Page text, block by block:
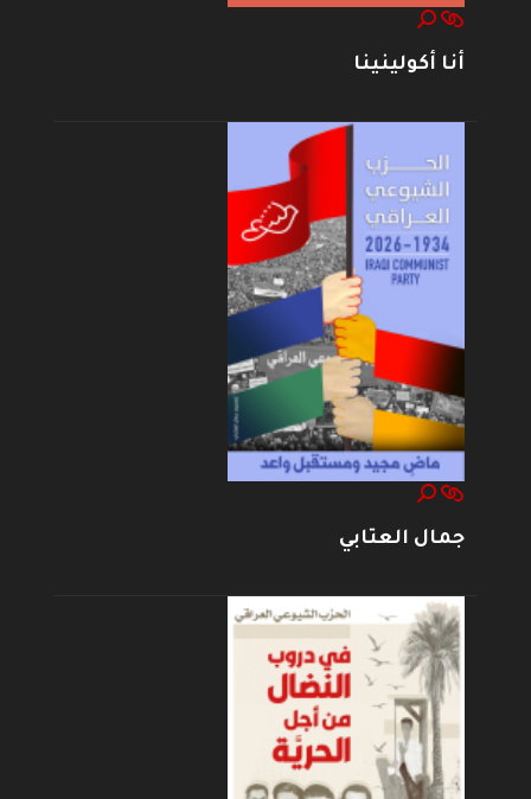
أنا أكولينينا
جمال العتابي